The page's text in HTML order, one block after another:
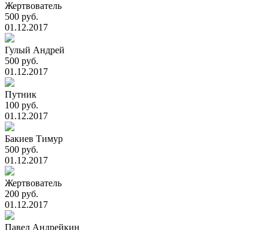
Жертвователь
500 руб.
01.12.2017
Гулый Андрей
500 руб.
01.12.2017
Путник
100 руб.
01.12.2017
Бакиев Тимур
500 руб.
01.12.2017
Жертвователь
200 руб.
01.12.2017
Павел Андрейкин